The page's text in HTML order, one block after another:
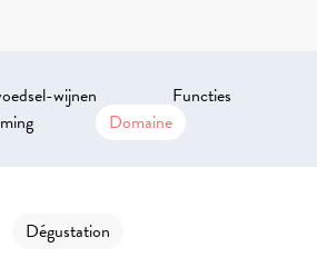
wijnen
Functies
Domaine
Dégustation